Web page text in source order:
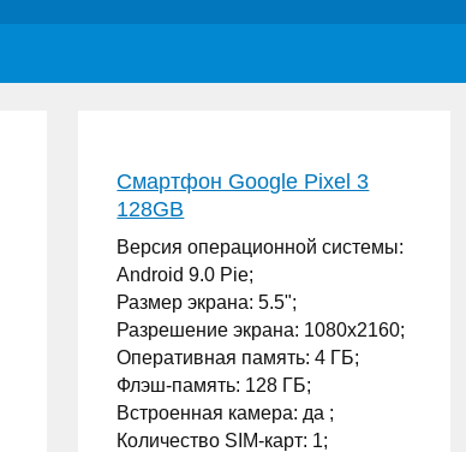
Смартфон Google Pixel 3
128GB
Версия операционной системы:
Android 9.0 Pie;
Размер экрана: 5.5";
Разрешение экрана: 1080x2160;
Оперативная память: 4 ГБ;
Флэш-память: 128 ГБ;
Встроенная камера: да ;
Количество SIM-карт: 1;